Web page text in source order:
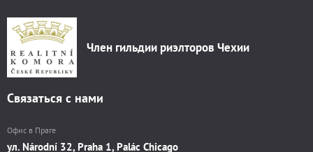
Член гильдии риэлторов Чехии
Связаться с нами
Офис в Праге
ул. Národní 32, Praha 1, Palác Chicago